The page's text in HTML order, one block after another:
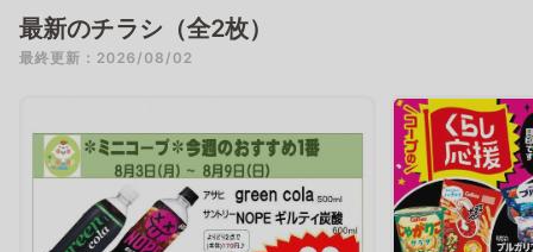
最新のチラシ（全2枚）
最終更新：2026/08/02